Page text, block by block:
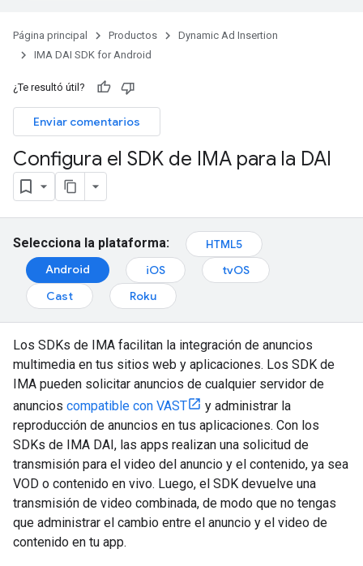
Página principal Productos
Dynamic Ad Insertion
IMA DAI SDK for Android
¿Te resultó útil?
Enviar comentarios
Configura el SDK de IMA para la DAI
Selecciona la plataforma:
HTML5
Android
iOS
tvOS
Cast
Roku
Los SDKs de IMA facilitan la integración de anuncios
multimedia en tus sitios web y aplicaciones. Los SDK de
IMA pueden solicitar anuncios de cualquier servidor de
anuncios compatible con VAST
y administrar la
reproducción de anuncios en tus aplicaciones. Con los
SDKs de IMA DAI, las apps realizan una solicitud de
transmisión para el video del anuncio y el contenido, ya sea
VOD o contenido en vivo. Luego, el SDK devuelve una
transmisión de video combinada, de modo que no tengas
que administrar el cambio entre el anuncio y el video de
contenido en tu app.